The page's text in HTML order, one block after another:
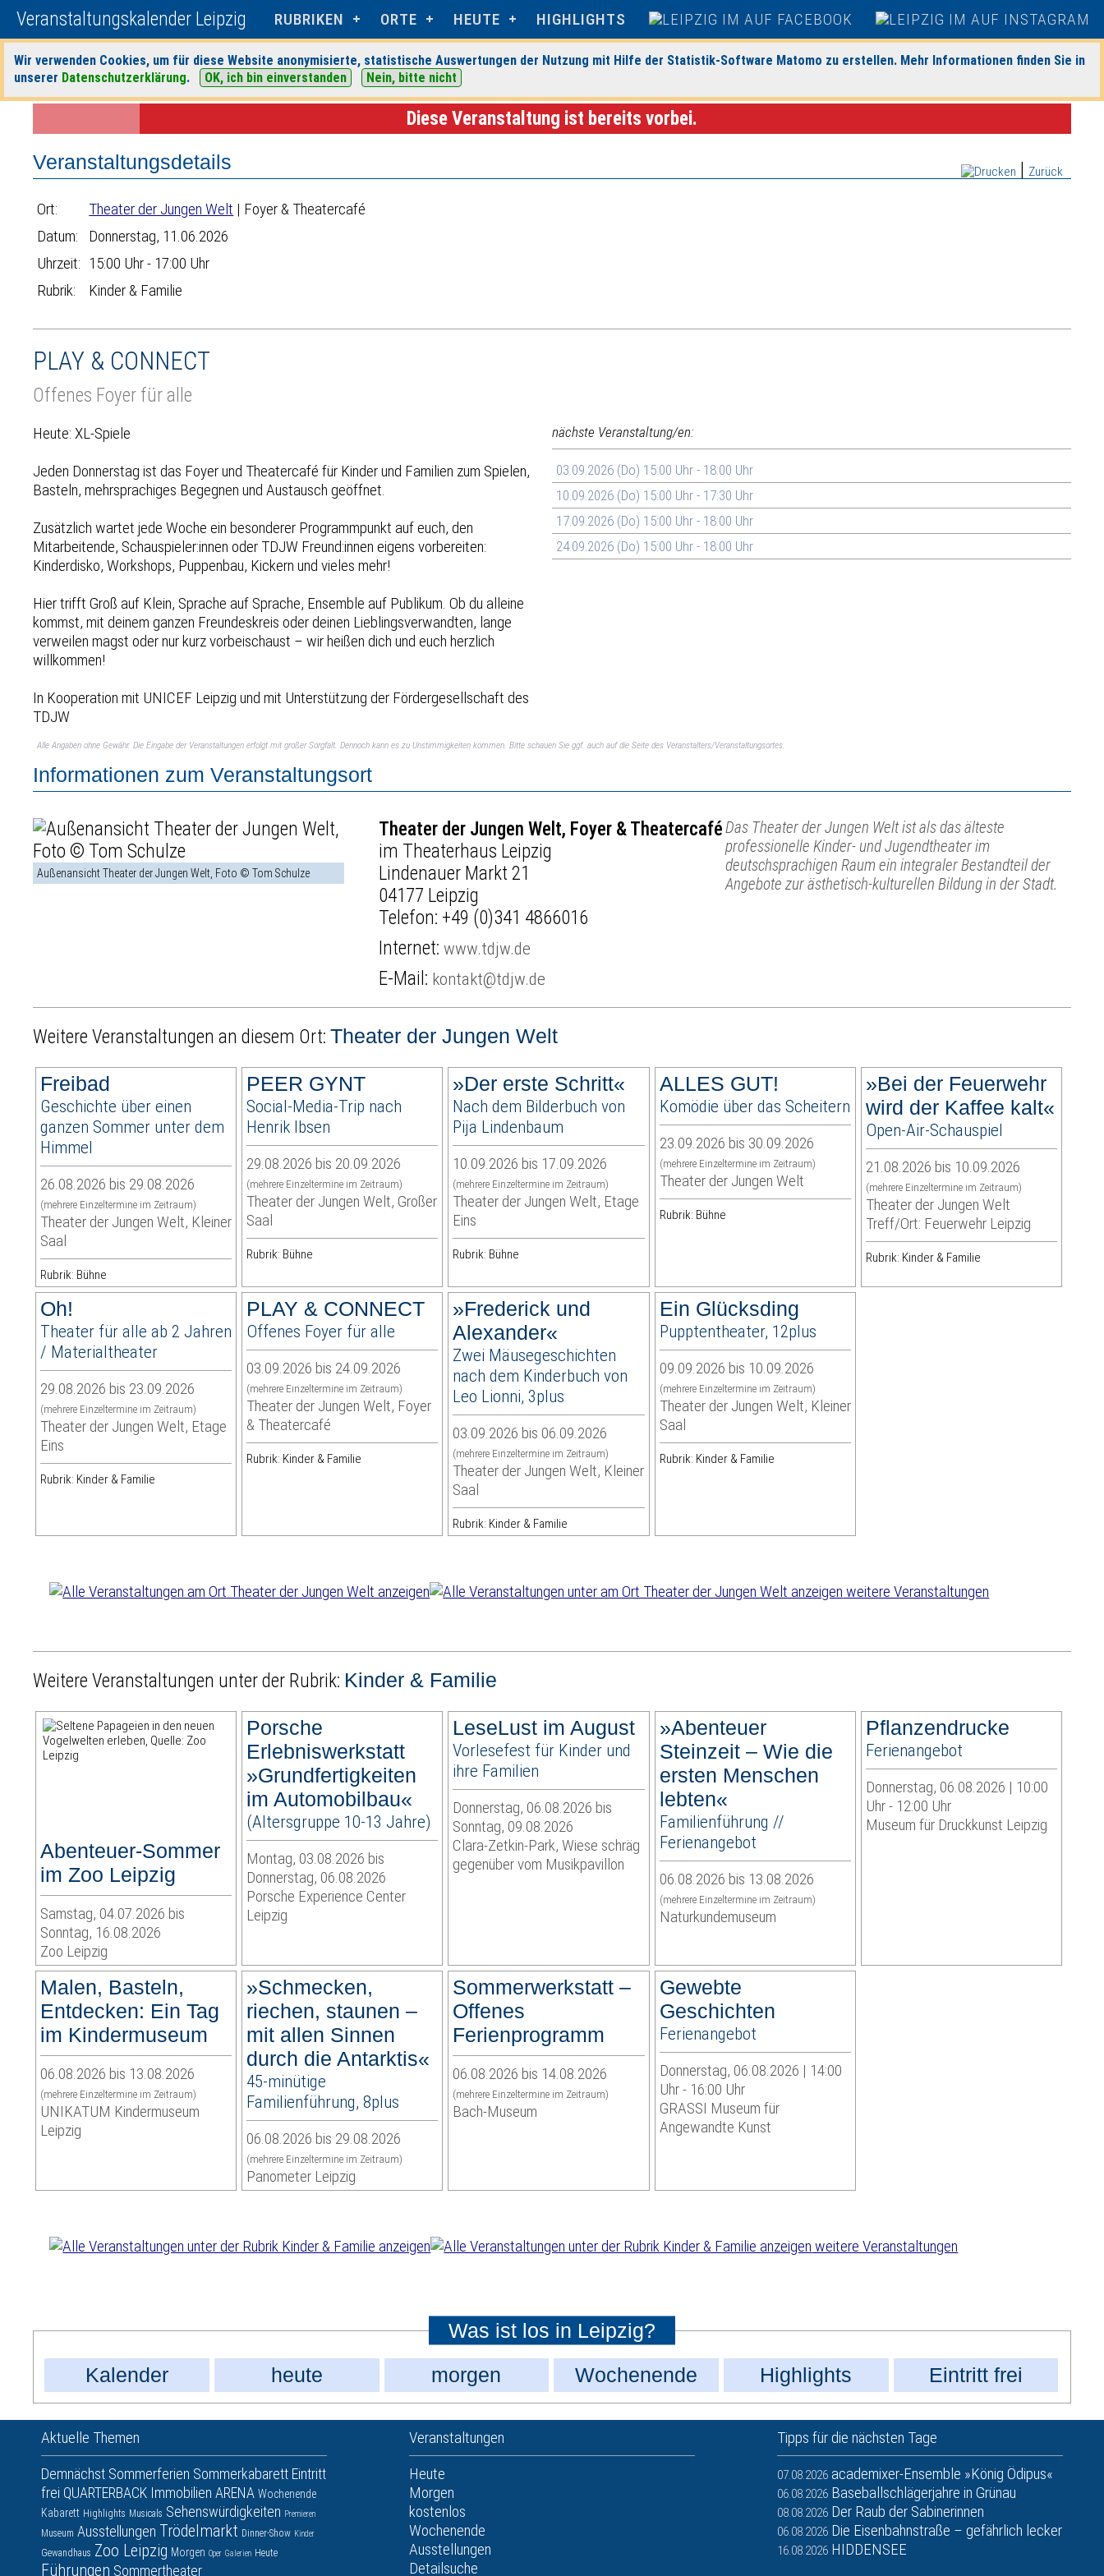
Veranstaltungskalender Leipzig RUBRIKEN ORTE HEUTE HIGHLIGHTS
Wir verwenden Cookies, um für diese Website anonymisierte, statistische Auswertungen der Nutzung mit Hilfe der Statistik-Software Matomo zu erstellen. Mehr Informationen finden Sie in
unserer Datenschutzerklärung. OK, ich bin einverstanden Nein, bitte nicht
Startseite>Veranstaltungen>Suche> Kinder & Familie>Theater der Jungen Welt> Veranstaltungsdetails
Diese Veranstaltung ist bereits vorbei.
Zurück
Veranstaltungsdetails
Ort: Theater der Jungen Welt | Foyer & Theatercafé
Datum:
Donnerstag, 11.06.2026
Uhrzeit: 15:00 Uhr - 17:00 Uhr
Rubrik:
Kinder & Familie
PLAY & CONNECT
Offenes Foyer für alle
Heute: XL-Spiele
Jeden Donnerstag ist das Foyer und Theatercafé für Kinder und Familien zum Spielen,
Basteln, mehrsprachiges Begegnen und Austausch geöffnet.
Zusätzlich wartet jede Woche ein besonderer Programmpunkt auf euch, den
Mitarbeitende, Schauspieler:innen oder TDJW Freund:innen eigens vorbereiten:
Kinderdisko, Workshops, Puppenbau, Kickern und vieles mehr!
Hier trifft Groß auf Klein, Sprache auf Sprache, Ensemble auf Publikum. Ob du alleine
kommst, mit deinem ganzen Freundeskreis oder deinen Lieblingsverwandten, lange
verweilen magst oder nur kurz vorbeischaust – wir heißen dich und euch herzlich
willkommen!
In Kooperation mit UNICEF Leipzig und mit Unterstützung der Fördergesellschaft des
TDJW
nächste Veranstaltung/en:
03.09.2026 (Do) 15:00 Uhr - 18:00 Uhr
10.09.2026 (Do) 15:00 Uhr - 17:30 Uhr
17.09.2026 (Do) 15:00 Uhr - 18:00 Uhr
24.09.2026 (Do) 15:00 Uhr - 18:00 Uhr
Alle Angaben ohne Gewähr. Die Eingabe der Veranstaltungen erfolgt mit großer Sorgfalt. Dennoch kann es zu Unstimmigkeiten kommen. Bitte schauen Sie ggf. auch auf die Seite des Veranstalters/Veranstaltungsortes.
Informationen zum Veranstaltungsort
Außenansicht Theater der Jungen Welt, Foto © Tom Schulze
Theater der Jungen Welt, Foyer & Theatercafé
im Theaterhaus Leipzig
Lindenauer Markt 21
04177 Leipzig
Telefon: +49 (0)341 4866016
Internet:www.tdjw.de
E-Mail: kontakt@tdjw.de
Das Theater der Jungen Welt ist als das älteste
professionelle Kinder- und Jugendtheater im
deutschsprachigen Raum ein integraler Bestandteil der
Angebote zur ästhetisch-kulturellen Bildung in der Stadt.
Weitere Veranstaltungen an diesem Ort:Theater der Jungen Welt
Freibad
Geschichte über einen
ganzen Sommer unter dem
Himmel
26.08.2026 bis 29.08.2026
(mehrere Einzeltermine im Zeitraum)
Theater der Jungen Welt, Kleiner
Saal
Rubrik: Bühne
PEER GYNT
Social-Media-Trip nach
Henrik Ibsen
29.08.2026 bis 20.09.2026
(mehrere Einzeltermine im Zeitraum)
Theater der Jungen Welt, Großer
Saal
Rubrik: Bühne
»Der erste Schritt«
Nach dem Bilderbuch von
Pija Lindenbaum
10.09.2026 bis 17.09.2026
(mehrere Einzeltermine im Zeitraum)
Theater der Jungen Welt, Etage
Eins
Rubrik: Bühne
ALLES GUT!
Komödie über das Scheitern
23.09.2026 bis 30.09.2026
(mehrere Einzeltermine im Zeitraum)
Theater der Jungen Welt
Rubrik: Bühne
»Bei der Feuerwehr
wird der Kaffee kalt«
Open-Air-Schauspiel
21.08.2026 bis 10.09.2026
(mehrere Einzeltermine im Zeitraum)
Theater der Jungen Welt
Treff/Ort: Feuerwehr Leipzig
Rubrik: Kinder & Familie
Oh!
Theater für alle ab 2 Jahren
/ Materialtheater
29.08.2026 bis 23.09.2026
(mehrere Einzeltermine im Zeitraum)
Theater der Jungen Welt, Etage
Eins
Rubrik: Kinder & Familie
PLAY & CONNECT
Offenes Foyer für alle
03.09.2026 bis 24.09.2026
(mehrere Einzeltermine im Zeitraum)
Theater der Jungen Welt, Foyer
& Theatercafé
Rubrik: Kinder & Familie
»Frederick und
Alexander«
Zwei Mäusegeschichten
nach dem Kinderbuch von
Leo Lionni, 3plus
03.09.2026 bis 06.09.2026
(mehrere Einzeltermine im Zeitraum)
Theater der Jungen Welt, Kleiner
Saal
Rubrik: Kinder & Familie
Ein Glücksding
Pupptentheater, 12plus
09.09.2026 bis 10.09.2026
(mehrere Einzeltermine im Zeitraum)
Theater der Jungen Welt, Kleiner
Saal
Rubrik: Kinder & Familie
weitere Veranstaltungen
Weitere Veranstaltungen unter der Rubrik: Kinder & Familie
Abenteuer-Sommer
im Zoo Leipzig
Samstag, 04.07.2026 bis
Sonntag, 16.08.2026
Zoo Leipzig
Porsche
Erlebniswerkstatt
»Grundfertigkeiten
im Automobilbau«
(Altersgruppe 10-13 Jahre)
Montag, 03.08.2026 bis
Donnerstag, 06.08.2026
Porsche Experience Center
Leipzig
LeseLust im August
Vorlesefest für Kinder und
ihre Familien
Donnerstag, 06.08.2026 bis
Sonntag, 09.08.2026
Clara-Zetkin-Park, Wiese schräg
gegenüber vom Musikpavillon
»Abenteuer
Steinzeit – Wie die
ersten Menschen
lebten«
Familienführung //
Ferienangebot
06.08.2026 bis 13.08.2026
(mehrere Einzeltermine im Zeitraum)
Naturkundemuseum
Pflanzendrucke
Ferienangebot
Donnerstag, 06.08.2026 | 10:00
Uhr - 12:00 Uhr
Museum für Druckkunst Leipzig
Malen, Basteln,
Entdecken: Ein Tag
im Kindermuseum
06.08.2026 bis 13.08.2026
(mehrere Einzeltermine im Zeitraum)
UNIKATUM Kindermuseum
Leipzig
»Schmecken,
riechen, staunen –
mit allen Sinnen
durch die Antarktis«
45-minütige
Familienführung, 8plus
06.08.2026 bis 29.08.2026
(mehrere Einzeltermine im Zeitraum)
Panometer Leipzig
Sommerwerkstatt –
Offenes
Ferienprogramm
06.08.2026 bis 14.08.2026
(mehrere Einzeltermine im Zeitraum)
Bach-Museum
Gewebte
Geschichten
Ferienangebot
Donnerstag, 06.08.2026 | 14:00
Uhr - 16:00 Uhr
GRASSI Museum für
Angewandte Kunst
weitere Veranstaltungen
Was ist los in Leipzig?
Kalender
heute morgen Wochenende Highlights Eintritt frei
Aktuelle Themen
Demnächst Sommerferien Sommerkabarett Eintritt
frei QUARTERBACK Immobilien ARENA Wochenende
Kabarett Highlights Musicals Sehenswürdigkeiten Premieren
Museum Ausstellungen Trödelmarkt Dinner-Show Kinder
Gewandhaus Zoo Leipzig Morgen Oper Galerien Heute
Führungen Sommertheater
Veranstaltungen
Heute
Morgen
kostenlos
Wochenende
Ausstellungen
Detailsuche
Tipps für die nächsten Tage
07.08.2026 academixer-Ensemble »König Ödipus«
06.08.2026 Baseballschlägerjahre in Grünau
08.08.2026 Der Raub der Sabinerinnen
06.08.2026 Die Eisenbahnstraße – gefährlich lecker
16.08.2026 HIDDENSEE